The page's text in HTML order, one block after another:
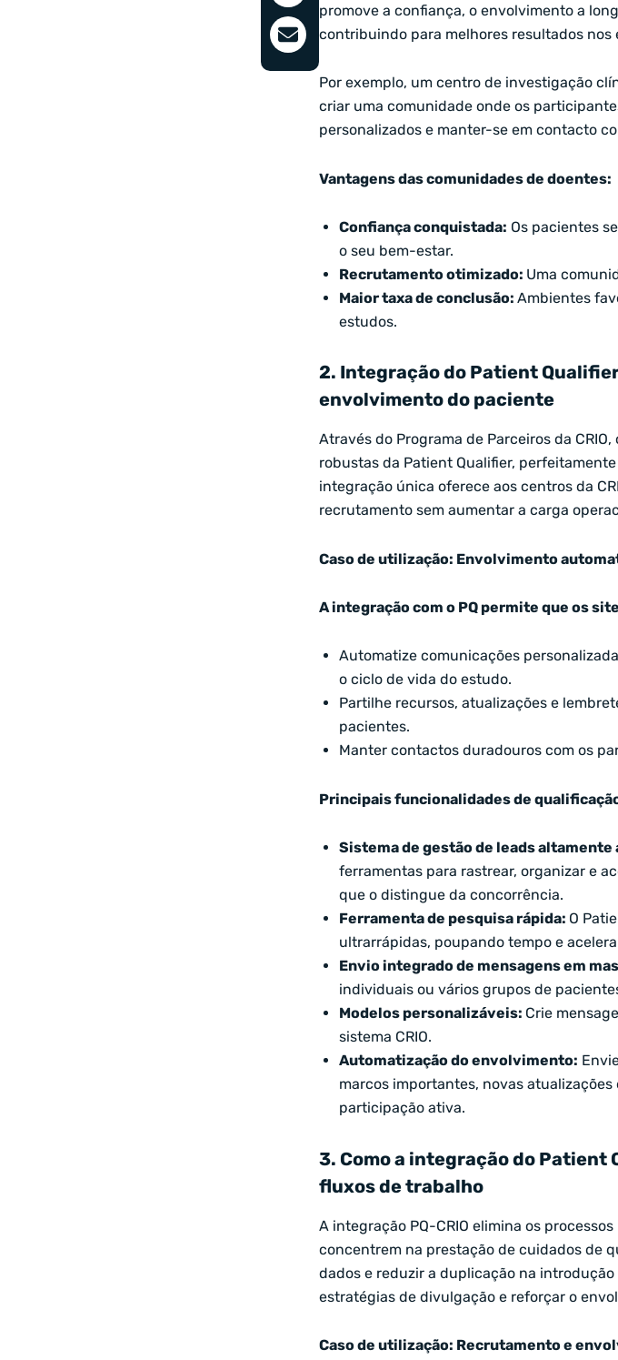
promove a confiança, o envolvimento a
contribuindo para melhores resultados nos
Por exemplo, um centro de investigação
criar uma comunidade onde os
personalizados e manter-se em contacto
Vantagens das comunidades de doentes:
Confiança conquistada: Os pacientes
o seu bem-estar.
Recrutamento otimizado: Uma
Maior taxa de conclusão:Ambientes
estudos.
2. Integração do Patient Qualifier
envolvimento do paciente
Através do Programa de Parceiros da
robustas da Patient Qualifier,
integração única oferece aos centros da
recrutamento sem aumentar a carga
Caso de utilização: Envolvimento
A integração com o PQ permite que os
Automatize comunicações
o ciclo de vida do estudo.
Partilhe recursos, atualizações e
pacientes.
Manter contactos duradouros com os
Principais funcionalidades de
Sistema de gestão de leads altamente
ferramentas para rastrear, organizar e
que o distingue da concorrência.
Ferramenta de pesquisa rápida: O
ultrarrápidas, poupando tempo e
Envio integrado de mensagens em
individuais ou vários grupos de
Modelos personalizáveis: Crie
sistema CRIO.
Automatização do envolvimento:
marcos importantes, novas
participação ativa.
3. Como a integração do Patient
fluxos de trabalho
A integração PQ-CRIO elimina os
concentrem na prestação de cuidados de
dados e reduzir a duplicação na
estratégias de divulgação e reforçar o
Caso de utilização: Recrutamento e